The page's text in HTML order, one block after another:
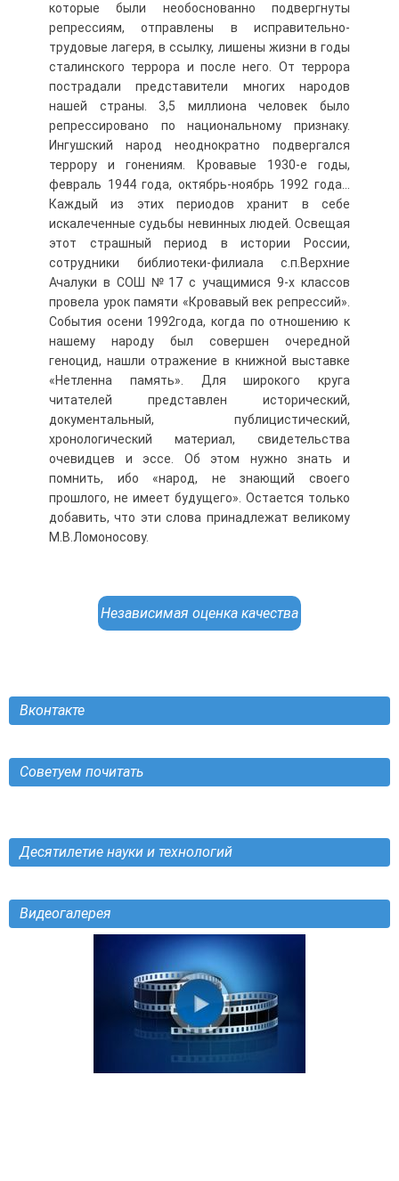
которые были необоснованно подвергнуты
репрессиям, отправлены в исправительно-
трудовые лагеря, в ссылку, лишены жизни в годы
сталинского террора и после него. От террора
пострадали представители многих народов
нашей страны. 3,5 миллиона человек было
репрессировано по национальному признаку.
Ингушский народ неоднократно подвергался
террору и гонениям. Кровавые 1930-е годы,
февраль 1944 года, октябрь-ноябрь 1992 года…
Каждый из этих периодов хранит в себе
искалеченные судьбы невинных людей. Освещая
этот страшный период в истории России,
сотрудники библиотеки-филиала с.п.Верхние
Ачалуки в СОШ №17 с учащимися 9-х классов
провела урок памяти «Кровавый век репрессий».
События осени 1992года, когда по отношению к
нашему народу был совершен очередной
геноцид, нашли отражение в книжной выставке
«Нетленна память». Для широкого круга
читателей представлен исторический,
документальный, публицистический,
хронологический материал, свидетельства
очевидцев и эссе. Об этом нужно знать и
помнить, ибо «народ, не знающий своего
прошлого, не имеет будущего». Остается только
добавить, что эти слова принадлежат великому
М.В.Ломоносову.
Независимая оценка качества
Вконтакте
Советуем почитать
Десятилетие науки и технологий
Видеогалерея